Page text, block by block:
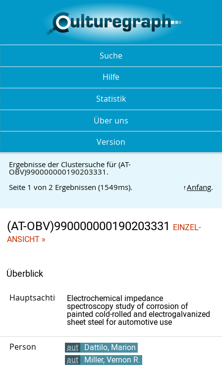
Suche
Hilfe
Statistik
Über uns
Version
Ergebnisse der Clustersuche für (AT-
OBV)990000000190203331.
Seite 1 von 2 Ergebnissen (1549ms).
↑Anfang.
(AT-OBV)990000000190203331 EINZEL-
ANSICHT »
Überblick
Hauptsachtitel
Electrochemical impedance
spectroscopy study of corrosion of
painted cold-rolled and electrogalvanized
sheet steel for automotive use
Person aut
Dattilo, Marion
aut
Miller, Vernon R.